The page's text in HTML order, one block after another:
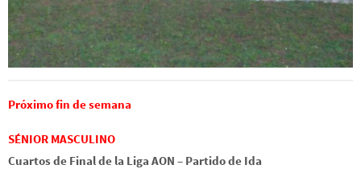
Próximo fin de semana
SÉNIOR MASCULINO
Cuartos de Final de la Liga AON – Partido de Ida